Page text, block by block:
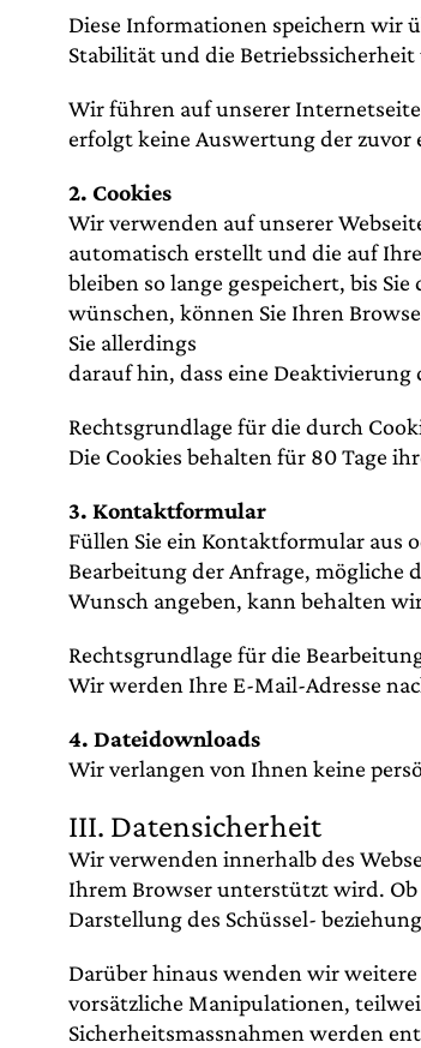
Diese Informationen speichern wir
Stabilität und die Betriebssicherheit
Wir führen auf unserer
erfolgt keine Auswertung der
2. Cookies
Wir verwenden auf unserer
automatisch erstellt und die auf
bleiben so lange gespeichert, bis
wünschen, können Sie Ihren
Sie allerdings
darauf hin, dass eine
Rechtsgrundlage für die durch
Die Cookies behalten für 80 Tage
3. Kontaktformular
Füllen Sie ein Kontaktformular aus
Bearbeitung der Anfrage, mögliche
Wunsch angeben, kann behalten
Rechtsgrundlage für die
Wir werden Ihre E-Mail-Adresse
4. Dateidownloads
Wir verlangen von Ihnen keine
III. Datensicherheit
Wir verwenden innerhalb des
Ihrem Browser unterstützt wird. Ob
Darstellung des Schüssel-
Darüber hinaus wenden wir
vorsätzliche Manipulationen,
Sicherheitsmassnahmen werden